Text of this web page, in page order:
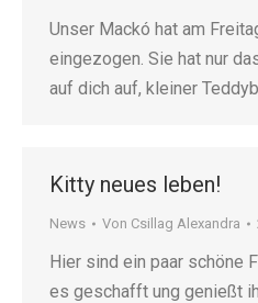
Unser Mackó hat am
eingezogen. Sie hat nur
auf dich auf, kleiner
Kitty neues leben!
News Von Csillag Alexandra
Hier sind ein paar schöne
es geschafft ung genießt